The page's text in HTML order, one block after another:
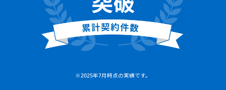
※2025年7月時点の実績です。